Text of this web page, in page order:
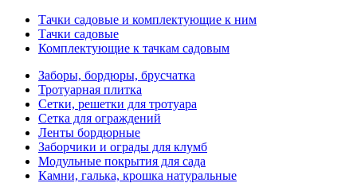
Тачки садовые и комплектующие к ним
Тачки садовые
Комплектующие к тачкам садовым
Заборы, бордюры, брусчатка
Тротуарная плитка
Сетки, решетки для тротуара
Сетка для ограждений
Ленты бордюрные
Заборчики и ограды для клумб
Модульные покрытия для сада
Камни, галька, крошка натуральные